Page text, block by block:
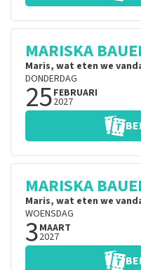
MARISKA
Maris, wat eten we
DONDERDAG
25FEBRUARI
2027
MARISKA
Maris, wat eten we
WOENSDAG
3MAART
2027